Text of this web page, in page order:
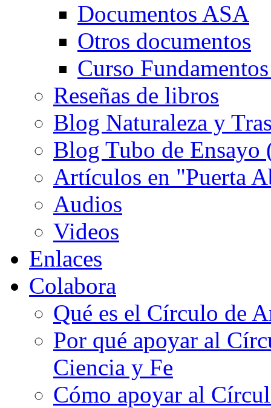
Documentos ASA
Otros documentos
Curso
Reseñas de libros
Blog Naturaleza y
Blog Tubo de Ensayo
Artículos en "Puerta
Audios
Videos
Enlaces
Colabora
Qué es el Círculo de
Por qué apoyar al
Ciencia y Fe
Cómo apoyar al